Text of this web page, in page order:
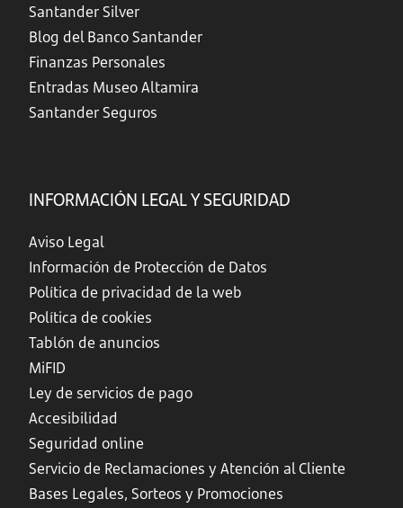
Santander Silver
Blog del Banco Santander
Finanzas Personales
Entradas Museo Altamira
Santander Seguros
INFORMACIÓN LEGAL Y SEGURIDAD
Aviso Legal
Información de Protección de Datos
Política de privacidad de la web
Política de cookies
Tablón de anuncios
MiFID
Ley de servicios de pago
Accesibilidad
Seguridad online
Servicio de Reclamaciones y Atención al Cliente
Bases Legales, Sorteos y Promociones